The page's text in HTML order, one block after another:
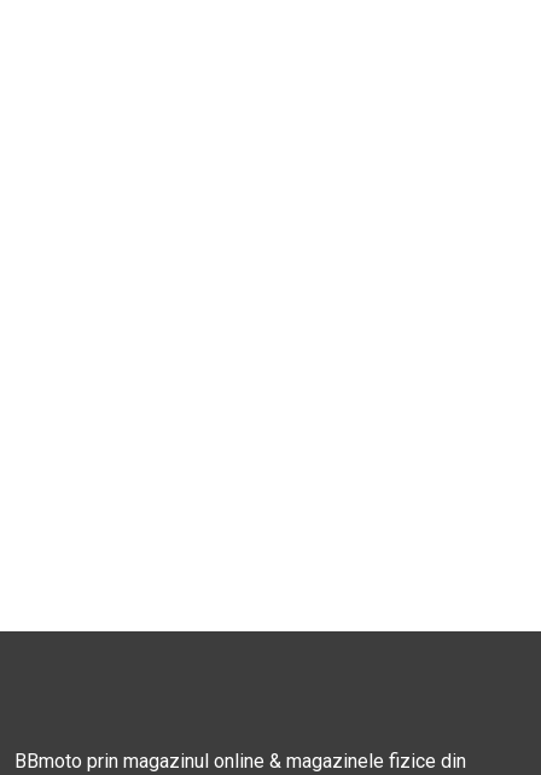
BBmoto prin magazinul online & magazinele fizice din